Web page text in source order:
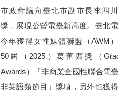
市政會議向臺北市副市長李四
獎，展現公營電臺新高度。臺北
今年獲得女性媒體聯盟（AWM
50屆（2025）葛蕾西獎（
Awards）「非商業全國性聯合電
非英語類節目」獎項，另外也獲